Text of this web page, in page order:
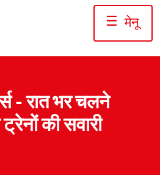
☰ मेनू
- रात भर चलने
की सवारी